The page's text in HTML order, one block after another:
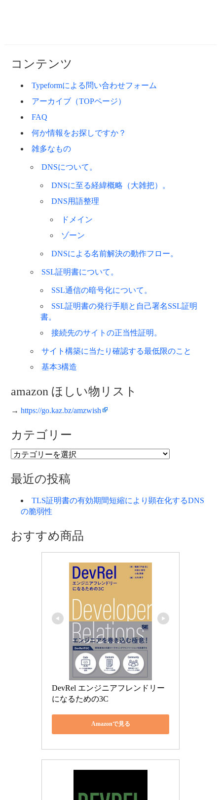
コンテンツ
Typeformによる問い合わせフォーム
アーカイブ（TOPページ）
FAQ
何か情報をお探しですか？
雑多なもの
DNSについて。
DNSに至る経緯概略（大雑把）。
DNS用語整理
ドメイン
ゾーン
DNSによる名前解決の動作フロー。
SSL証明書について。
SSL通信の暗号化について。
SSL証明書の発行手順と自己署名SSL証明
書。
接続先のサイトの正当性証明。
サイト構築に当たり確認する最低限のこと
基本3構造
amazon ほしい物リスト
→ https://go.kaz.bz/amzwish
カテゴリー
カ
ゴ
リ
最近の投稿
TLS証明書の有効期間短縮により顕在化するDNS
の脆弱性
おすすめ商品
DevRel エンジニアフレンドリー
になるための3C
Amazonで見る